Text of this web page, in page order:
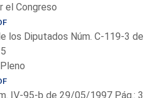
el Congreso
los Diputados Núm. C-119-3 de
IV-95-b de 29/05/1997 Pág.: 3